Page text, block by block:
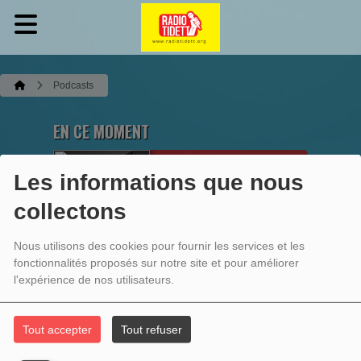
Les informations que nous
collectons
Nous utilisons des cookies pour fournir les services et les
fonctionnalités proposés sur notre site et pour améliorer
l'expérience de nos utilisateurs.
Tout accepter Tout refuser
Podcasts
EN CE MOMENT
Tiftilin n Buzgan
PODCASTS